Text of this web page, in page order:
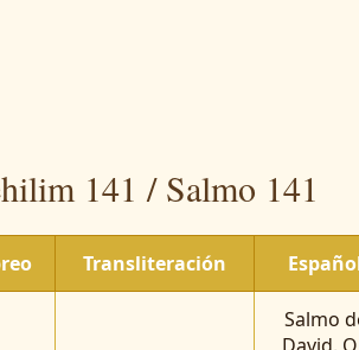
141 / Salmo 141
Transliteración
Salmo